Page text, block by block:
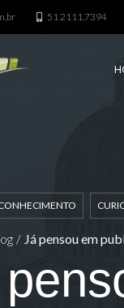
51 2111.7394
/ Já pensou em